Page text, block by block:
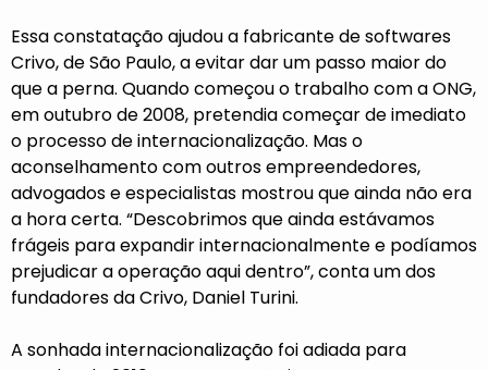
Essa constatação ajudou a fabricante de softwares
Crivo, de São Paulo, a evitar dar um passo maior do
que a perna. Quando começou o trabalho com a ONG,
em outubro de 2008, pretendia começar de imediato
o processo de internacionalização. Mas o
aconselhamento com outros empreendedores,
advogados e especialistas mostrou que ainda não era
a hora certa. “Descobrimos que ainda estávamos
frágeis para expandir internacionalmente e podíamos
prejudicar a operação aqui dentro”, conta um dos
fundadores da Crivo, Daniel Turini.
A sonhada internacionalização foi adiada para